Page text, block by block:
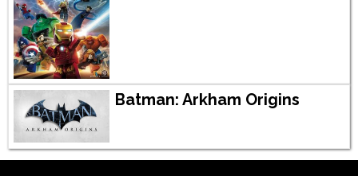
Batman: Arkham Origins